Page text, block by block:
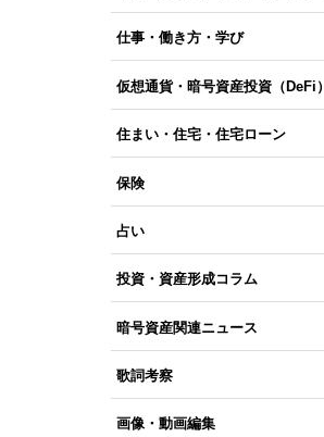
仕事・働き方・学び
仮想通貨・暗号資産投資（DeFi）
住まい・住宅・住宅ローン
保険
占い
投資・資産形成コラム
暗号資産関連ニュース
歌詞考察
画像・動画編集